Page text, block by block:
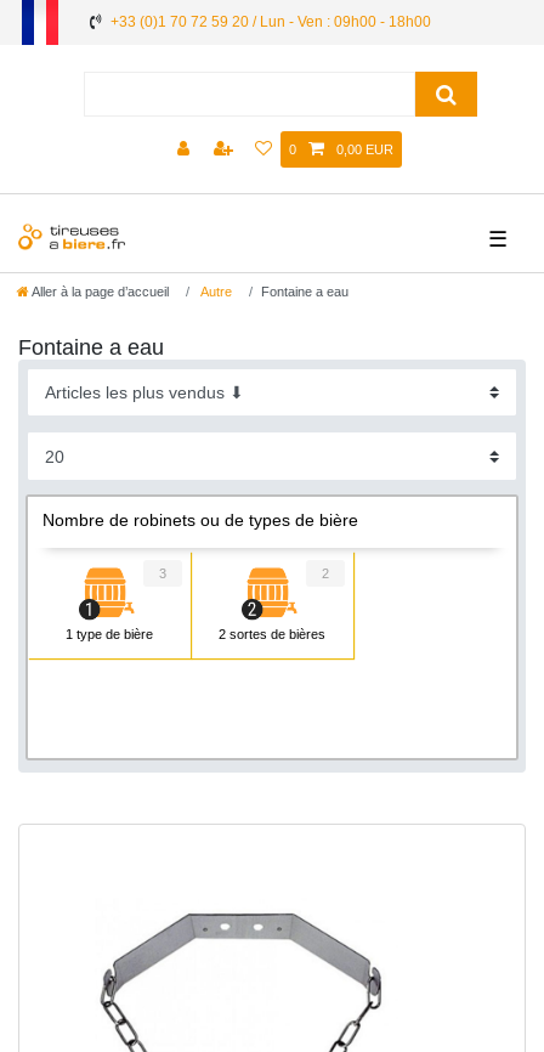
+33 (0)1 70 72 59 20 / Lun - Ven : 09h00 - 18h00
0 0,00 EUR
☰
Aller à la page d’accueil Autre Fontaine a eau
Fontaine a eau
Nombre de robinets ou de types de bière
1 type de bière
3
2 sortes de bières
2